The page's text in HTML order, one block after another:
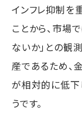
インフレ抑制を
ことから、市場
ないか」との観
産であるため、
が相対的に低下
うです。